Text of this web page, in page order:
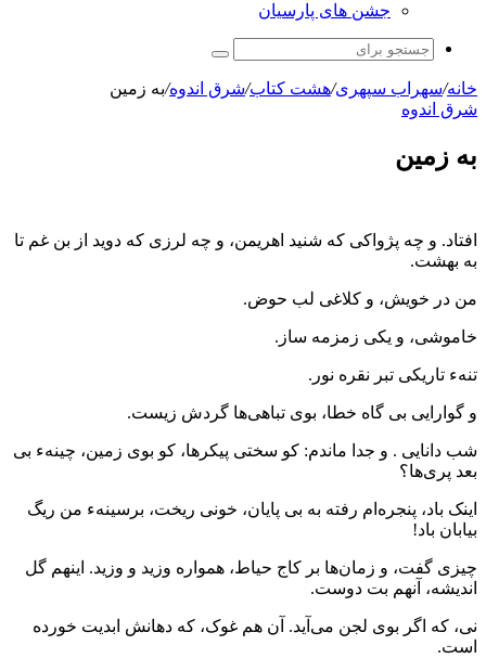
جشن های پارسیان
جستجو
برای
خانه/سهراب سپهری/هشت کتاب/شرق اندوه/به زمین
شرق اندوه
به زمین
افتاد. و چه پژواکی که شنید اهریمن، و چه لرزی که دوید از بن غم تا
به بهشت.
من در خویش، و کلاغی لب حوض.
خاموشی، و یکی زمزمه ساز.
تنهء تاریکی تبر نقره نور.
و گوارایی بی گاه خطا، بوی تباهی‌ها گردش زیست.
شب دانایی . و جدا ماندم: کو سختی پیکرها، کو بوی زمین، چینهء بی
بعد پری‌ها؟
اینک باد، پنجره‌ام رفته به بی پایان، خونی ریخت، برسینهء من ریگ
بیابان باد!
چیزی گفت، و زمان‌ها بر کاج حیاط، همواره وزید و وزید. اینهم گل
اندیشه، آنهم بت دوست.
نی‌، که اگر بوی لجن می‌آید. آن هم غوک، که دهانش ابدیت خورده
است.